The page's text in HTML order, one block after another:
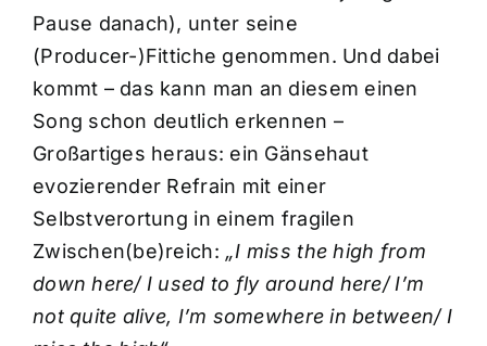
Pause danach), unter seine
(Producer-)Fittiche genommen. Und dabei
kommt – das kann man an diesem einen
Song schon deutlich erkennen –
Großartiges heraus: ein Gänsehaut
evozierender Refrain mit einer
Selbstverortung in einem fragilen
Zwischen(be)reich: „I miss the high from
down here/ I used to fly around here/ I’m
not quite alive, I’m somewhere in between/ I